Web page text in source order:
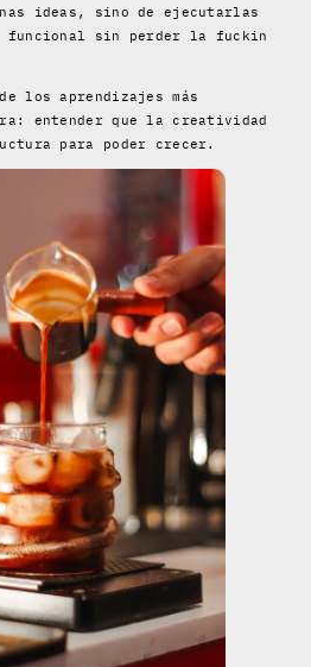
ideas, sino de ejecutarlas
funcional sin perder la fuckin
los aprendizajes más
entender que la creatividad
para poder crecer.